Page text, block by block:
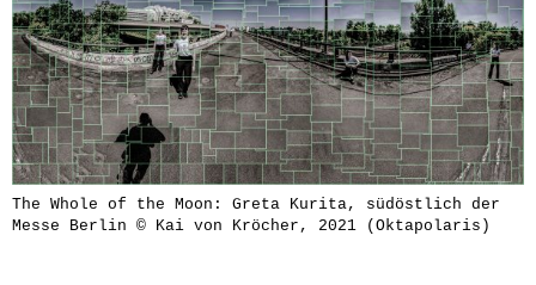
The Whole of the Moon: Greta Kurita, südöstlich der
Messe Berlin © Kai von Kröcher, 2021 (Oktapolaris)